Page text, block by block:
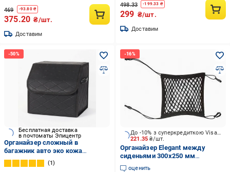
469 -93.80₴
375.20 ₴/шт.
Доставим
498.33 -199.33 ₴
299 ₴/шт.
Доставим
Бесплатная доставка
в почтоматы Эпицентр
Органайзер сложный в
багажник авто эко кожа
31x30x30 см Черно-серый (N-
063)
1
221.35₴/шт.
До -10% з суперкредиткою Visa Вигода
Органайзер Elegant между
сиденьями 300x250 мм
106733_EL 100673 черный
оценить